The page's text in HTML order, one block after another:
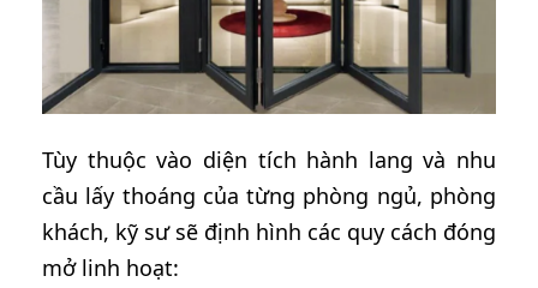
Tùy thuộc vào diện tích hành lang và nhu
cầu lấy thoáng của từng phòng ngủ, phòng
khách, kỹ sư sẽ định hình các quy cách đóng
mở linh hoạt: